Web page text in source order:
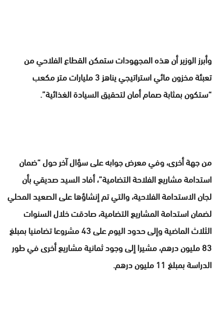
وأبرز الوزير أن هذه المجهودات ستمكن القطاع الفلاحي من
تعبئة مخزون مائي استراتيجي يناهز 3 مليارات متر مكعب
“ستكون بمثابة صمام أمان لتحقيق السيادة الغذائية”.
من جهة أخرى، وفي معرض جوابه على سؤال آخر حول “ضمان
استدامة مشاريع الفلاحة التضامية”، أفاد السيد صديقي بأن
لجان الاستدامة الفلاحية، والتي تم إنشاؤها على الصعيد المحلي
لضمان استدامة المشاريع التضامية، صادقت خلال السنوات
الثلاث الماضية وإلى حدود اليوم على 43 مشروعا تضامنيا بمبلغ
83 مليون درهم، مشيرا إلى وجود ثمانية مشاريع أخرى في طور
الدراسة بمبلغ 11 مليون درهم.